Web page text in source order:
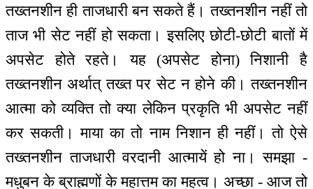
तख्तनशीन ही ताजधारी बन सकते हैं। तख्तनशीन नहीं तो
ताज भी सेट नहीं हो सकता। इसलिए छोटी-छोटी बातों में
अपसेट होते रहते। यह (अपसेट होना) निशानी है
तख्तनशीन अर्थात् तख्त पर सेट न होने की। तख्तनशीन
आत्मा को व्यक्ति तो क्या लेकिन प्रकृति भी अपसेट नहीं
कर सकती। माया का तो नाम निशान ही नहीं। तो ऐसे
तख्तनशीन ताजधारी वरदानी आत्मायें हो ना। समझा -
मधुबन के ब्राह्मणों के महात्तम का महत्व। अच्छा - आज तो